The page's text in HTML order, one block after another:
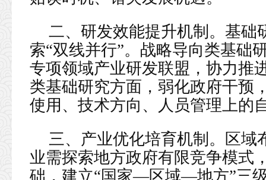
二、研发效能提升机制。基础
索“双线并行”。战略导向类基础
专项领域产业研发联盟，协力推
类基础研究方面，弱化政府干预
使用、技术方向、人员管理上的
三、产业优化培育机制。区域
业需探索地方政府有限竞争模式
础，建立“国家—区域—地方”三